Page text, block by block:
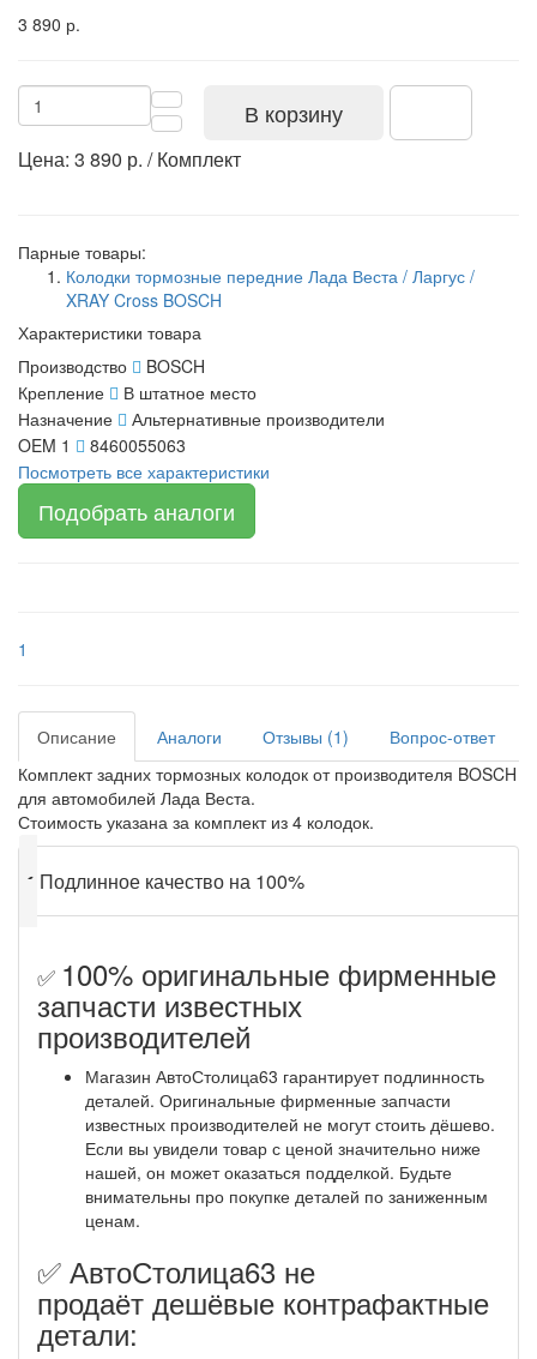
3 890 р.
В корзину
Цена: 3 890 р. / Комплект
Парные товары:
Колодки тормозные передние Лада Веста / Ларгус /
XRAY Cross BOSCH
Характеристики товара
Производство
BOSCH
Крепление
В штатное место
Назначение
Альтернативные производители
OEM 1
8460055063
Посмотреть все характеристики
Подобрать аналоги
1
Описание Аналоги Отзывы (1)
Вопрос-ответ
Комплект задних тормозных колодок от производителя BOSCH
для автомобилей Лада Веста.
Стоимость указана за комплект из 4 колодок.
✔ Подлинное качество на 100%
✅ 100% оригинальные фирменные
запчасти известных
производителей
Магазин АвтоСтолица63 гарантирует подлинность
деталей. Оригинальные фирменные запчасти
известных производителей не могут стоить дёшево.
Если вы увидели товар с ценой значительно ниже
нашей, он может оказаться подделкой. Будьте
внимательны про покупке деталей по заниженным
ценам.
✅ АвтоСтолица63 не
продаёт дешёвые контрафактные
детали: